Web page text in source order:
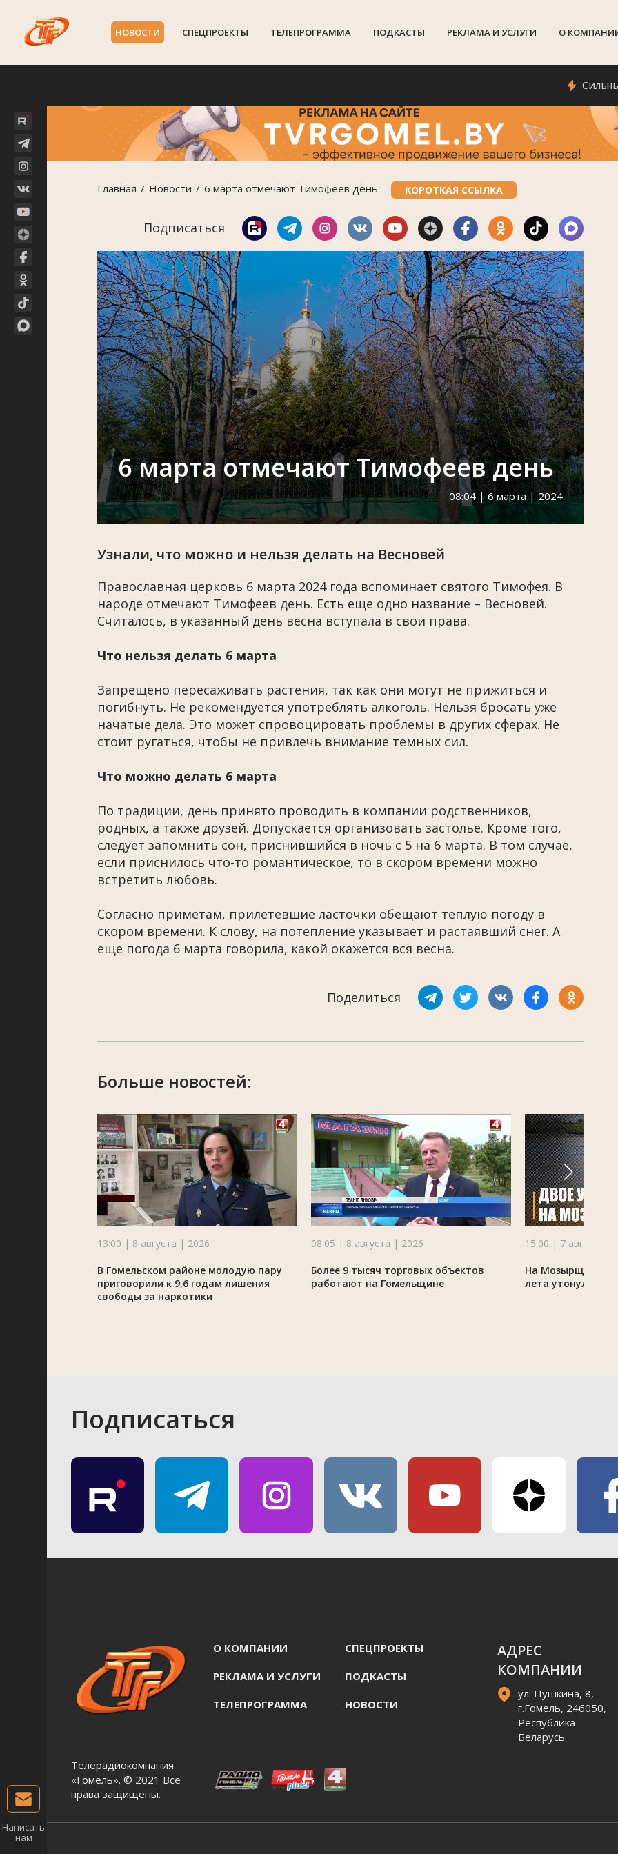
НОВОСТИ СПЕЦПРОЕКТЫ ТЕЛЕПРОГРАММА ПОДКАСТЫ РЕКЛАМА И УСЛУГИ О
Сильный
Главная Новости 6 марта отмечают Тимофеев день КОРОТКАЯ ССЫЛКА
Подписаться
6 марта отмечают Тимофеев день
08:04 | 6 марта | 2024
Узнали, что можно и нельзя делать на Весновей
Православная церковь 6 марта 2024 года вспоминает святого Тимофея. В
народе отмечают Тимофеев день. Есть еще одно название – Весновей.
Считалось, в указанный день весна вступала в свои права.
Что нельзя делать 6 марта
Запрещено пересаживать растения, так как они могут не прижиться и
погибнуть. Не рекомендуется употреблять алкоголь. Нельзя бросать уже
начатые дела. Это может спровоцировать проблемы в других сферах. Не
стоит ругаться, чтобы не привлечь внимание темных сил.
Что можно делать 6 марта
По традиции, день принято проводить в компании родственников,
родных, а также друзей. Допускается организовать застолье. Кроме того,
следует запомнить сон, приснившийся в ночь с 5 на 6 марта. В том случае,
если приснилось что-то романтическое, то в скором времени можно
встретить любовь.
Согласно приметам, прилетевшие ласточки обещают теплую погоду в
скором времени. К слову, на потепление указывает и растаявший снег. А
еще погода 6 марта говорила, какой окажется вся весна.
Поделиться
Больше новостей:
13:00 | 8 августа | 2026
В Гомельском районе молодую пару
приговорили к 9,6 годам лишения
свободы за наркотики
08:05 | 8 августа | 2026
Более 9 тысяч торговых объектов
работают на Гомельщине
15:00 | 7 августа |
На Мозырщине в
лета утонули
Подписаться
Телерадиокомпания
«Гомель». © 2021 Все
права защищены.
О КОМПАНИИ СПЕЦПРОЕКТЫ
РЕКЛАМА И УСЛУГИ ПОДКАСТЫ
ТЕЛЕПРОГРАММА НОВОСТИ
АДРЕС
КОМПАНИИ
ул. Пушкина, 8,
г.Гомель, 246050,
Республика
Беларусь.
Написать
нам